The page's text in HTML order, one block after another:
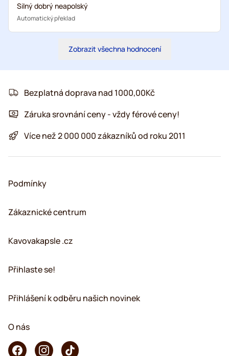
Silný dobrý neapolský
Automatický překlad
Zobrazit všechna hodnocení
Bezplatná doprava nad 1000,00Kč
Záruka srovnání ceny - vždy férové ceny!
Více než 2 000 000 zákazníků od roku 2011
Podmínky
Zákaznické centrum
Kavovakapsle .cz
Přihlaste se!
Přihlášení k odběru našich novinek
O nás